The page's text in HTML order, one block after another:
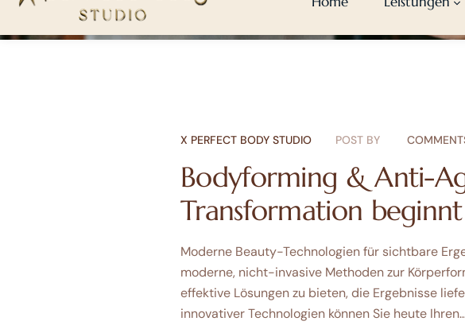
X PERFECT BODY STUDIO POST BY
Bodyforming & Anti-
Transformation
Moderne Beauty-Technologien für sichtbare
moderne, nicht-invasive Methoden zur
effektive Lösungen zu bieten, die Ergebnisse
innovativer Technologien können Sie heute